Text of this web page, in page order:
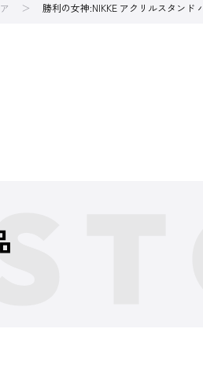
勝利の女神:NIKKE アクリルスタンド